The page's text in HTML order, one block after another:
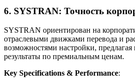
6. SYSTRAN: Точность
SYSTRAN ориентирован на
отраслевыми движками перевода и
возможностями настройки,
результаты по премиальным ценам.
Key Specifications & Performance: